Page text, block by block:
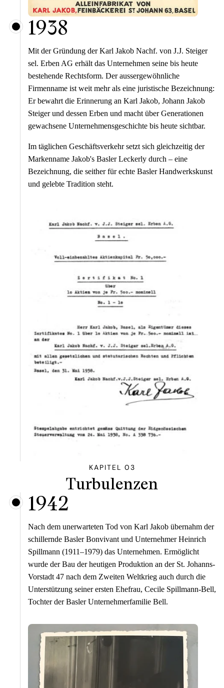
1938
Mit der Gründung der Karl Jakob Nachf. von J.J. Steiger
sel. Erben AG erhält das Unternehmen seine bis heute
bestehende Rechtsform. Der aussergewöhnliche
Firmenname ist weit mehr als eine juristische Bezeichnung:
Er bewahrt die Erinnerung an Karl Jakob, Johann Jakob
Steiger und dessen Erben und macht über Generationen
gewachsene Unternehmensgeschichte bis heute sichtbar.
Im täglichen Geschäftsverkehr setzt sich gleichzeitig der
Markenname Jakob's Basler Leckerly durch – eine
Bezeichnung, die seither für echte Basler Handwerkskunst
und gelebte Tradition steht.
KAPITEL 03
Turbulenzen
1942
Nach dem unerwarteten Tod von Karl Jakob übernahm der
schillernde Basler Bonvivant und Unternehmer Heinrich
Spillmann (1911–1979) das Unternehmen. Ermöglicht
wurde der Bau der heutigen Produktion an der St. Johanns-
Vorstadt 47 nach dem Zweiten Weltkrieg auch durch die
Unterstützung seiner ersten Ehefrau, Cecile Spillmann-Bell,
Tochter der Basler Unternehmerfamilie Bell.